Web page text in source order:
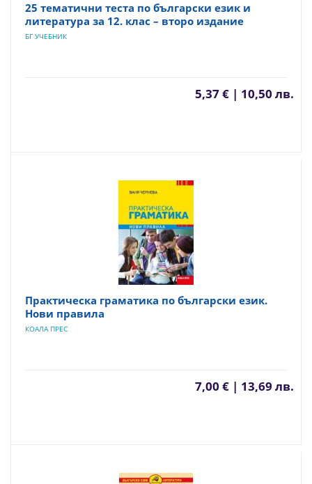
25 тематични теста по български език и
литература за 12. клас – второ издание
БГ УЧЕБНИК
5,37 € | 10,50 лв.
Практическа граматика по български език.
Нови правила
КОАЛА ПРЕС
7,00 € | 13,69 лв.